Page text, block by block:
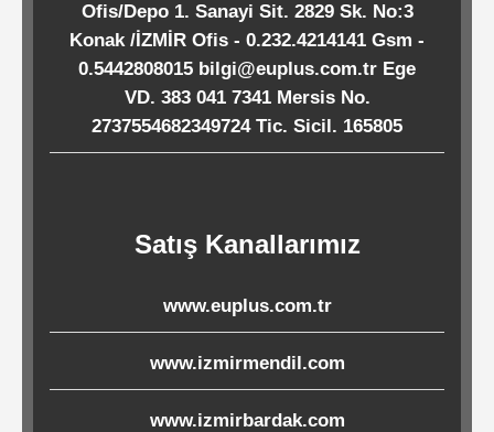
Köpük
Kaseler
Tabaklar
Ürünleri
Melamin
Ofis/Depo 1. Sanayi Sit. 2829 Sk. No:3
Konak /İZMİR Ofis - 0.232.4214141 Gsm -
0.5442808015 bilgi@euplus.com.tr Ege
VD. 383 041 7341 Mersis No.
2737554682349724 Tic. Sicil. 165805
Satış Kanallarımız
www.euplus.com.tr
www.izmirmendil.com
www.izmirbardak.com